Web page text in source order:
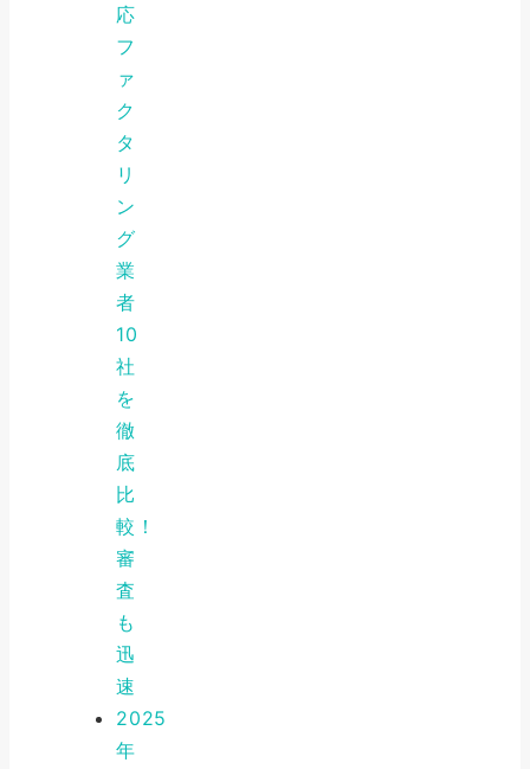
応
フ
ァ
ク
タ
リ
ン
グ
業
者
10
社
を
徹
底
比
較！
審
査
も
迅
速
2025
年